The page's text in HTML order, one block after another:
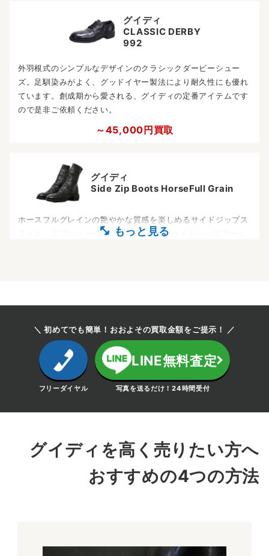
グイディ
CLASSIC DERBY
992
外羽根式のシンプルなデザインのクラシックダービーシュー
ズ。足馴染みがよく、グッドイヤー製法により耐久性にも優れ
ています。創成期から愛される、グイディの定番アイテムです
ので是非ご依頼ください。
～45,000円買取
グイディ
Side Zip Boots HorseFull Grain
ホースフルグレインの艶やかな質感を楽しめるサイドジップス
タイル、ダブルソール仕様のZモデルの『サイドジップブーツ
グイディ
788Z バックジップブーツ ダブルソール
ベビーバッファローリバース
ベビーバッファローリバース創設期からリリースされている名
ッファローの裏革を使用したハイグレードな一足は中古品でも
～80,000円買取
グイディ
キングブーツ。履き心地のよさを追求し高い機能性を持ちなが
＼ 初めてでも簡単！おおよその買取金額をご提示！ ／
フリーダイヤル
LINE無料査定
写真を送るだけ！24時間受付
グイディを高く売りたい方へ
おすすめの4つの方法